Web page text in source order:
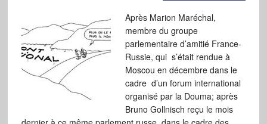
Après Marion Maréchal,
membre du groupe
parlementaire d’amitié France-
Russie, qui s’était rendue à
Moscou en décembre dans le
cadre d’un forum international
organisé par la Douma; après
Bruno Gollnisch reçu le mois